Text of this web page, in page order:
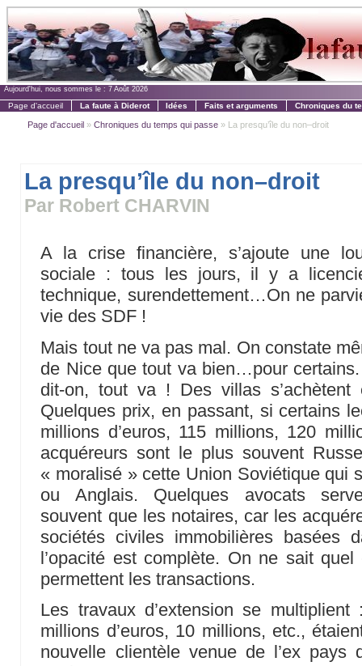
Aujourd'hui, nous sommes le : 7 Août 2026
Page d'accueil La faute à Diderot Idées Faits et arguments Chroniques du
Page d'accueil »Chroniques du temps qui passe » La presqu’île du non–droit
La presqu’île du non–droit
Par Robert CHARVIN
A la crise financière, s’ajoute une
sociale : tous les jours, il y a
technique, surendettement…On ne
vie des SDF !
Mais tout ne va pas mal. On constate
de Nice que tout va bien…pour
dit-on, tout va ! Des villas
Quelques prix, en passant, si certains
millions d’euros, 115 millions, 120
acquéreurs sont le plus souvent
« moralisé » cette Union Soviétique qui
ou Anglais. Quelques avocats
souvent que les notaires, car les
sociétés civiles immobilières basées
l’opacité est complète. On ne sait
permettent les transactions.
Les travaux d’extension se
millions d’euros, 10 millions, etc.,
nouvelle clientèle venue de l’ex pays